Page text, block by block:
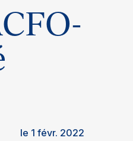
le 1 févr. 2022